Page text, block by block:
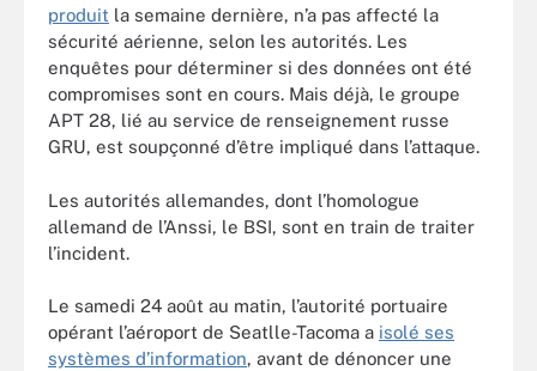
produit la semaine dernière, n’a pas affecté la
sécurité aérienne, selon les autorités. Les
enquêtes pour déterminer si des données ont été
compromises sont en cours. Mais déjà, le groupe
APT 28, lié au service de renseignement russe
GRU, est soupçonné d’être impliqué dans l’attaque.
Les autorités allemandes, dont l’homologue
allemand de l’Anssi, le BSI, sont en train de traiter
l’incident.
Le samedi 24 août au matin, l’autorité portuaire
opérant l’aéroport de Seatlle-Tacoma a isolé ses
systèmes d’information, avant de dénoncer une